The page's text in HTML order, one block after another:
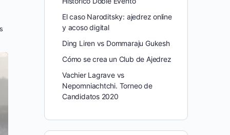
El caso Naroditsky: ajedrez online
y acoso digital
Ding Liren vs Dommaraju Gukesh
Cómo se crea un Club de Ajedrez
Vachier Lagrave vs
Nepomniachtchi. Torneo de
Candidatos 2020